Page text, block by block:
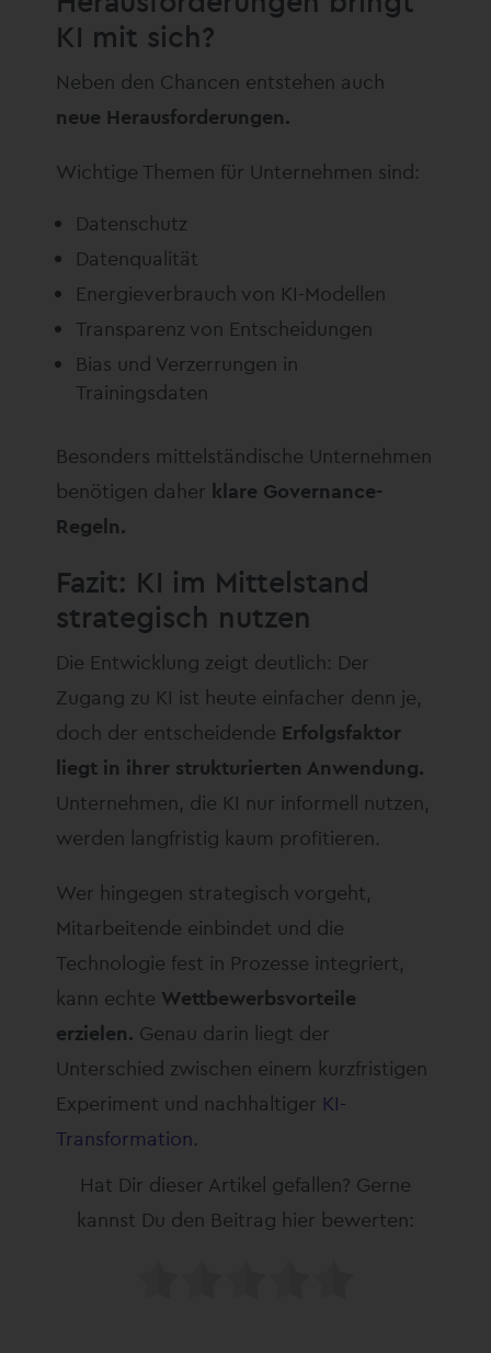
KI mit sich?
Neben den Chancen entstehen auch
neue Herausforderungen.
Wichtige Themen für Unternehmen sind:
Datenschutz
Datenqualität
Energieverbrauch von KI-Modellen
Transparenz von Entscheidungen
Bias und Verzerrungen in
Trainingsdaten
Besonders mittelständische Unternehmen
benötigen daher klare Governance-
Regeln.
Fazit: KI im Mittelstand
strategisch nutzen
Die Entwicklung zeigt deutlich: Der
Zugang zu KI ist heute einfacher denn je,
doch der entscheidende Erfolgsfaktor
liegt in ihrer strukturierten Anwendung.
Unternehmen, die KI nur informell nutzen,
werden langfristig kaum profitieren.
Wer hingegen strategisch vorgeht,
Mitarbeitende einbindet und die
Technologie fest in Prozesse integriert,
kann echte Wettbewerbsvorteile
erzielen. Genau darin liegt der
Unterschied zwischen einem kurzfristigen
Experiment und nachhaltiger KI-
Transformation.
Hat Dir dieser Artikel gefallen? Gerne
kannst Du den Beitrag hier bewerten: